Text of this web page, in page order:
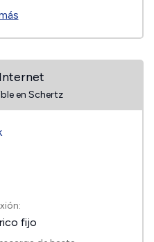
en Schertz
fijo